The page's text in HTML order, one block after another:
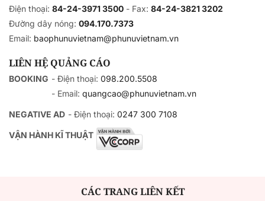
Điện thoại: 84-24-3971 3500 - Fax: 84-24-3821 3202
Đường dây nóng: 094.170.7373
Email: baophunuvietnam@phunuvietnam.vn
LIÊN HỆ QUẢNG CÁO
BOOKING - Điện thoại: 098.200.5508
- Email: quangcao@phunuvietnam.vn
NEGATIVE AD - Điện thoại: 0247 300 7108
VẬN HÀNH KĨ THUẬT
CÁC TRANG LIÊN KẾT